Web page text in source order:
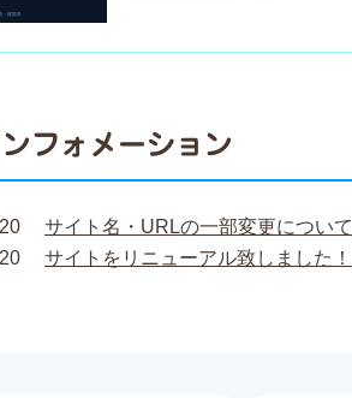
フォメーション
サイト名・URLの一部変更について
サイトをリニューアル致しました！